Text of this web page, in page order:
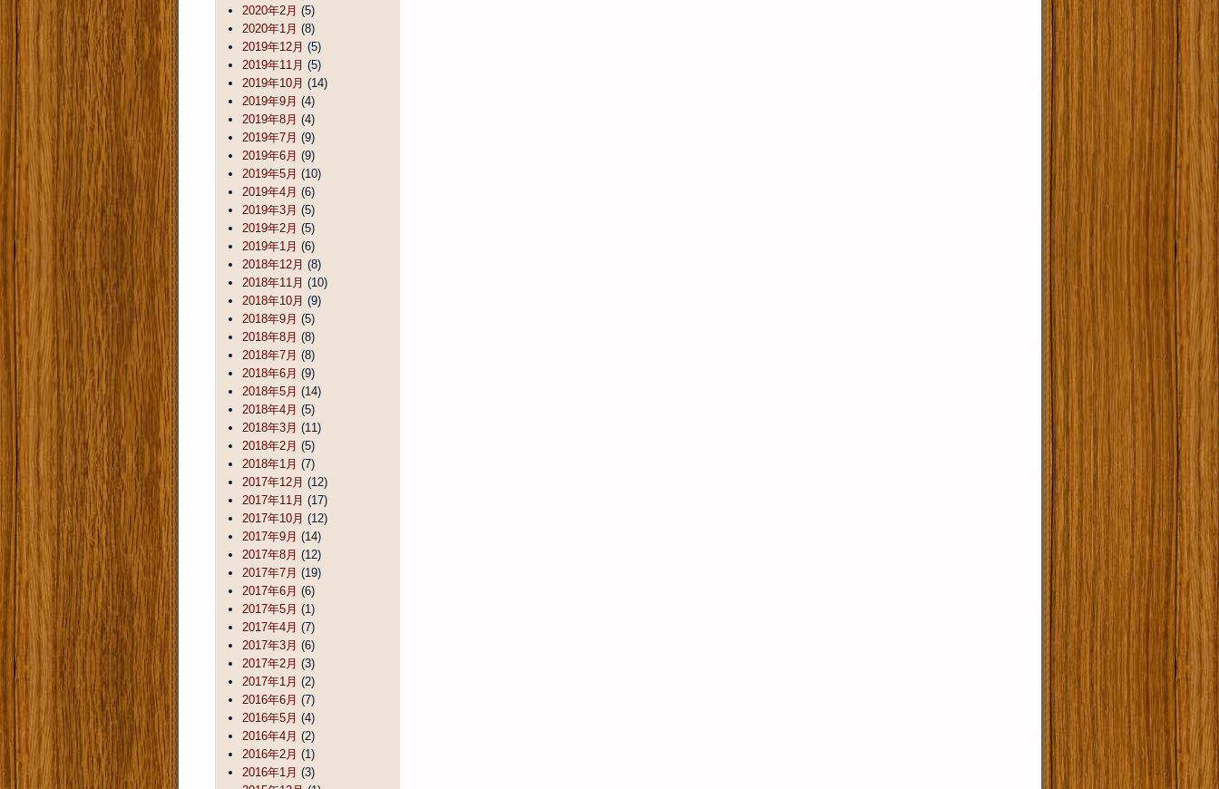
2020年2月 (5)
2020年1月 (8)
2019年12月 (5)
2019年11月 (5)
2019年10月 (14)
2019年9月 (4)
2019年8月 (4)
2019年7月 (9)
2019年6月 (9)
2019年5月 (10)
2019年4月 (6)
2019年3月 (5)
2019年2月 (5)
2019年1月 (6)
2018年12月 (8)
2018年11月 (10)
2018年10月 (9)
2018年9月 (5)
2018年8月 (8)
2018年7月 (8)
2018年6月 (9)
2018年5月 (14)
2018年4月 (5)
2018年3月 (11)
2018年2月 (5)
2018年1月 (7)
2017年12月 (12)
2017年11月 (17)
2017年10月 (12)
2017年9月 (14)
2017年8月 (12)
2017年7月 (19)
2017年6月 (6)
2017年5月 (1)
2017年4月 (7)
2017年3月 (6)
2017年2月 (3)
2017年1月 (2)
2016年6月 (7)
2016年5月 (4)
2016年4月 (2)
2016年2月 (1)
2016年1月 (3)